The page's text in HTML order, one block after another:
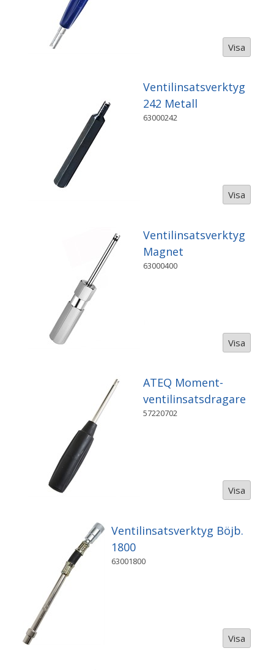
Visa
Ventilinsatsverktyg
242 Metall
63000242
Visa
Ventilinsatsverktyg
Magnet
63000400
Visa
ATEQ Moment-
ventilinsatsdragare
57220702
Visa
Ventilinsatsverktyg Böjb.
1800
63001800
Visa